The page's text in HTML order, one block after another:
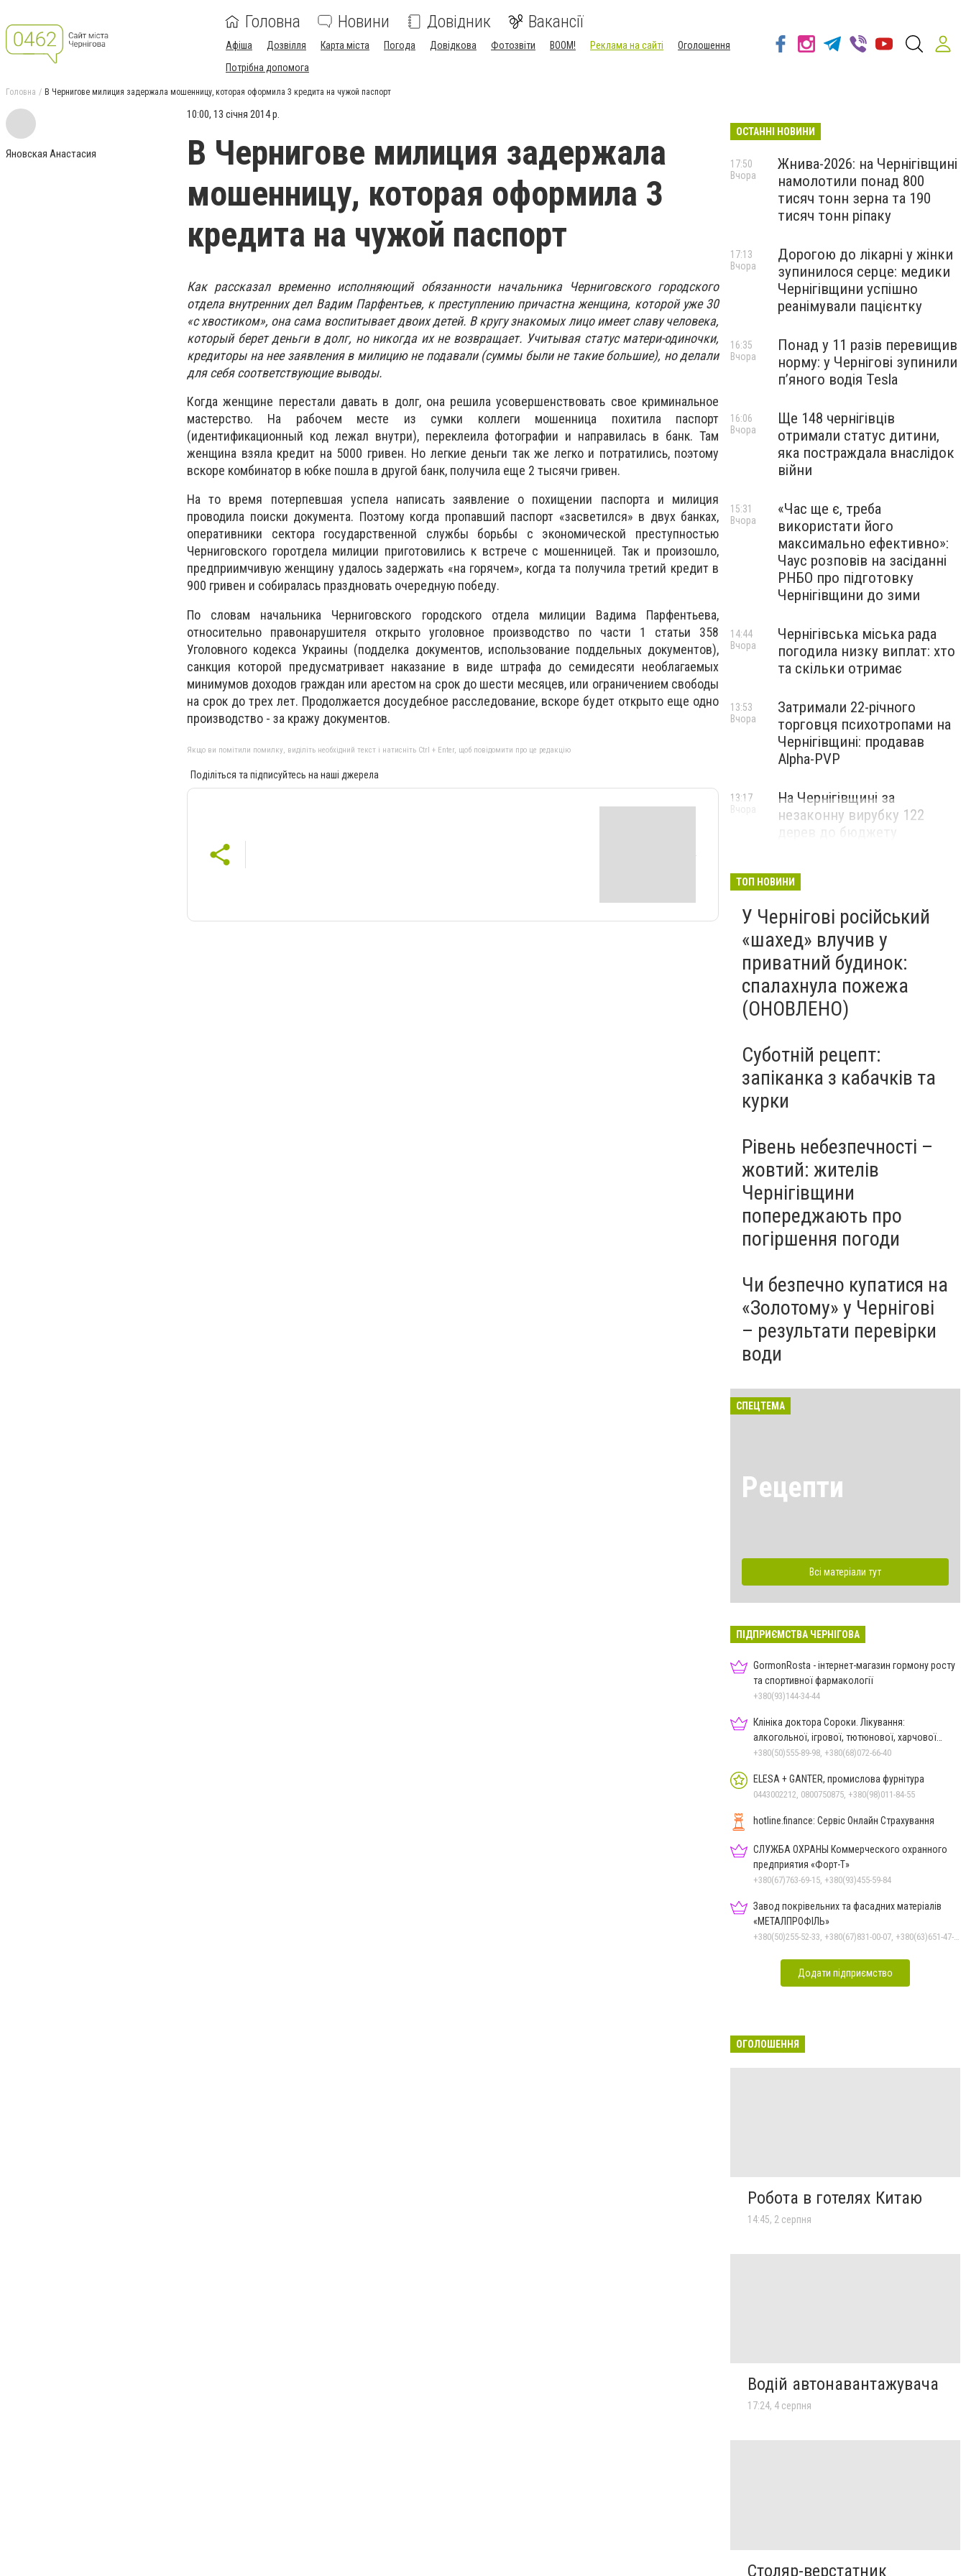
Головна Новини Довідник Вакансії
Афіша Дозвілля Карта міста Погода Довідкова Фотозвіти BOOM! Реклама на сайті
Оголошення
Потрібна допомога
Головна В Чернигове милиция задержала мошенницу, которая оформила 3 кредита на чужой паспорт
Яновская Анастасия
10:00, 13 січня 2014 р.
В Чернигове милиция задержала
мошенницу, которая оформила 3
кредита на чужой паспорт
Как рассказал временно исполняющий обязанности начальника Черниговского городского
отдела внутренних дел Вадим Парфентьев, к преступлению причастна женщина, которой уже 30
«с хвостиком», она сама воспитывает двоих детей. В кругу знакомых лицо имеет славу человека,
который берет деньги в долг, но никогда их не возвращает. Учитывая статус матери-одиночки,
кредиторы на нее заявления в милицию не подавали (суммы были не такие большие), но делали
для себя соответствующие выводы.
Когда женщине перестали давать в долг, она решила усовершенствовать свое криминальное
мастерство. На рабочем месте из сумки коллеги мошенница похитила паспорт
(идентификационный код лежал внутри), переклеила фотографии и направилась в банк. Там
женщина взяла кредит на 5000 гривен. Но легкие деньги так же легко и потратились, поэтому
вскоре комбинатор в юбке пошла в другой банк, получила еще 2 тысячи гривен.
На то время потерпевшая успела написать заявление о похищении паспорта и милиция
проводила поиски документа. Поэтому когда пропавший паспорт «засветился» в двух банках,
оперативники сектора государственной службы борьбы с экономической преступностью
Черниговского горотдела милиции приготовились к встрече с мошенницей. Так и произошло,
предприимчивую женщину удалось задержать «на горячем», когда та получила третий кредит в
900 гривен и собиралась праздновать очередную победу.
По словам начальника Черниговского городского отдела милиции Вадима Парфентьева,
относительно правонарушителя открыто уголовное производство по части 1 статьи 358
Уголовного кодекса Украины (подделка документов, использование поддельных документов),
санкция которой предусматривает наказание в виде штрафа до семидесяти необлагаемых
минимумов доходов граждан или арестом на срок до шести месяцев, или ограничением свободы
на срок до трех лет. Продолжается досудебное расследование, вскоре будет открыто еще одно
производство - за кражу документов.
Якщо ви помітили помилку, виділіть необхідний текст і натисніть Ctrl + Enter, щоб повідомити про це редакцію
Поділіться та підписуйтесь на наші джерела
ОСТАННІ НОВИНИ
Жнива-2026: на Чернігівщині
намолотили понад 800
тисяч тонн зерна та 190
тисяч тонн ріпаку
17:50
Вчора
Дорогою до лікарні у жінки
зупинилося серце: медики
Чернігівщини успішно
реанімували пацієнтку
17:13
Вчора
Понад у 11 разів перевищив
норму: у Чернігові зупинили
пʼяного водія Tesla
16:35
Вчора
Ще 148 чернігівців
отримали статус дитини,
яка постраждала внаслідок
війни
16:06
Вчора
«Час ще є, треба
використати його
максимально ефективно»:
Чаус розповів на засіданні
РНБО про підготовку
Чернігівщини до зими
15:31
Вчора
Чернігівська міська рада
погодила низку виплат: хто
та скільки отримає
14:44
Вчора
Затримали 22-річного
торговця психотропами на
Чернігівщині: продавав
Alpha-PVP
13:53
Вчора
На Чернігівщині за
незаконну вирубку 122
дерев до бюджету
13:17
Вчора
ТОП НОВИНИ
У Чернігові російський
«шахед» влучив у
приватний будинок:
спалахнула пожежа
(ОНОВЛЕНО)
Суботній рецепт:
запіканка з кабачків та
курки
Рівень небезпечності –
жовтий: жителів
Чернігівщини
попереджають про
погіршення погоди
Чи безпечно купатися на
«Золотому» у Чернігові
– результати перевірки
води
СПЕЦТЕМА
Рецепти
Всі матеріали тут
ПІДПРИЄМСТВА ЧЕРНІГОВА
GormonRosta - інтернет-магазин гормону росту
та спортивної фармакології
+380(93)144-34-44
Клініка доктора Сороки. Лікування:
алкогольної, ігрової, тютюнової, харчової
залежностей, неврозів т
+380(50)555-89-98, +380(68)072-66-40
ELESA + GANTER, промислова фурнітура
0443002212, 0800750875, +380(98)011-84-55
hotline.finance: Сервіс Онлайн Страхування
СЛУЖБА ОХРАНЫ Коммерческого охранного
предприятия «Форт-Т»
+380(67)763-69-15, +380(93)455-59-84
Завод покрівельних та фасадних матеріалів
«МЕТАЛПРОФІЛЬ»
Додати підприємство
ОГОЛОШЕННЯ
Робота в готелях Китаю
14:45, 2 серпня
Водій автонавантажувача
17:24, 4 серпня
Столяр-верстатник